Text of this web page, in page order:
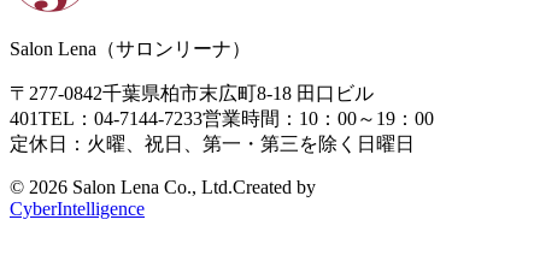
Salon Lena（サロンリーナ）
〒277-0842千葉県柏市末広町8-18 田口ビル
401TEL：04-7144-7233営業時間：10：00～19：00
定休日：火曜、祝日、第一・第三を除く日曜日
© 2026 Salon Lena Co., Ltd.Created by
CyberIntelligence